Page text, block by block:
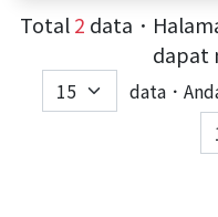
Total2 data．
dapat
data．